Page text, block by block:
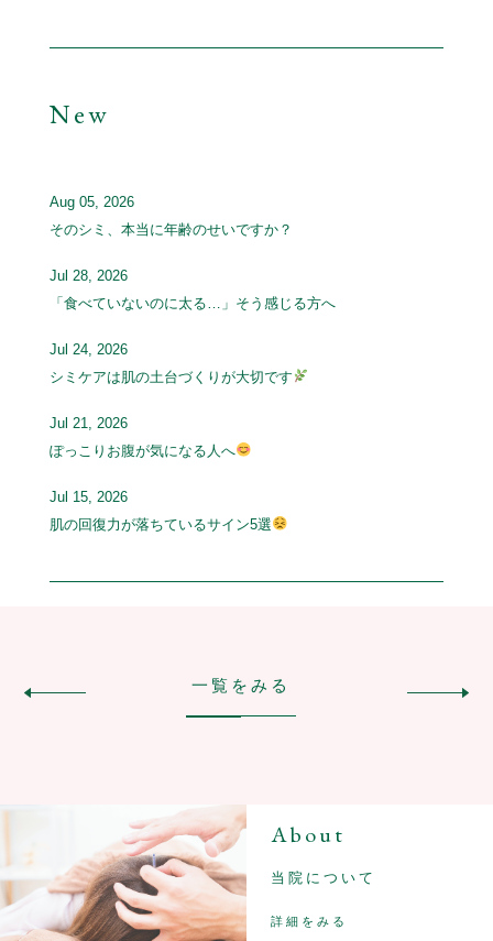
New
Aug 05, 2026
そのシミ、本当に年齢のせいですか？
Jul 28, 2026
「食べていないのに太る…」そう感じる方へ
Jul 24, 2026
シミケアは肌の土台づくりが大切です
Jul 21, 2026
ぽっこりお腹が気になる人へ
Jul 15, 2026
肌の回復力が落ちているサイン5選
一覧をみる
About
当院について
詳細をみる